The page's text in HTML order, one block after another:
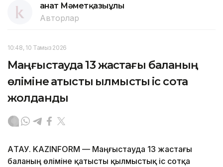
Қанат Мәметқазыұлы
Авторлар
10:48, 10 Тамыз 2026
Маңғыстауда 13 жастағы баланың
өліміне қатысты қылмыстық іс сотқа
жолданды
АҚТАУ. KAZINFORM — Маңғыстауда 13 жастағы
баланың өліміне қатысты қылмыстық іс сотқа